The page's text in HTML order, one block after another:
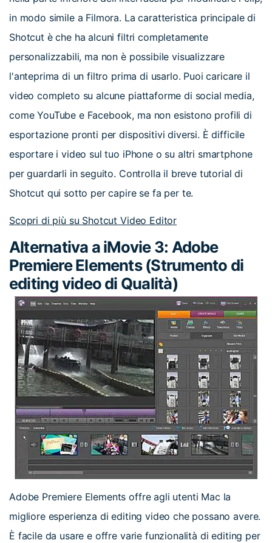
in modo simile a Filmora. La caratteristica principale di
Shotcut è che ha alcuni filtri completamente
personalizzabili, ma non è possibile visualizzare
l'anteprima di un filtro prima di usarlo. Puoi caricare il
video completo su alcune piattaforme di social media,
come YouTube e Facebook, ma non esistono profili di
esportazione pronti per dispositivi diversi. È difficile
esportare i video sul tuo iPhone o su altri smartphone
per guardarli in seguito. Controlla il breve tutorial di
Shotcut qui sotto per capire se fa per te.
Scopri di più su Shotcut Video Editor
Alternativa a iMovie 3: Adobe
Premiere Elements (Strumento di
editing video di Qualità)
Adobe Premiere Elements offre agli utenti Mac la
migliore esperienza di editing video che possano avere.
È facile da usare e offre varie funzionalità di editing per